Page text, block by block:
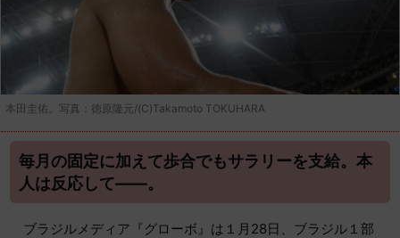
本田圭佑。写真：徳原隆元/(C)Takamoto TOKUHARA
毎月の固定に加えて歩合でもサラリーを支給。本
人は反応して――。
ブラジルメディア『グローボ』は１月28日、ブラジル１部